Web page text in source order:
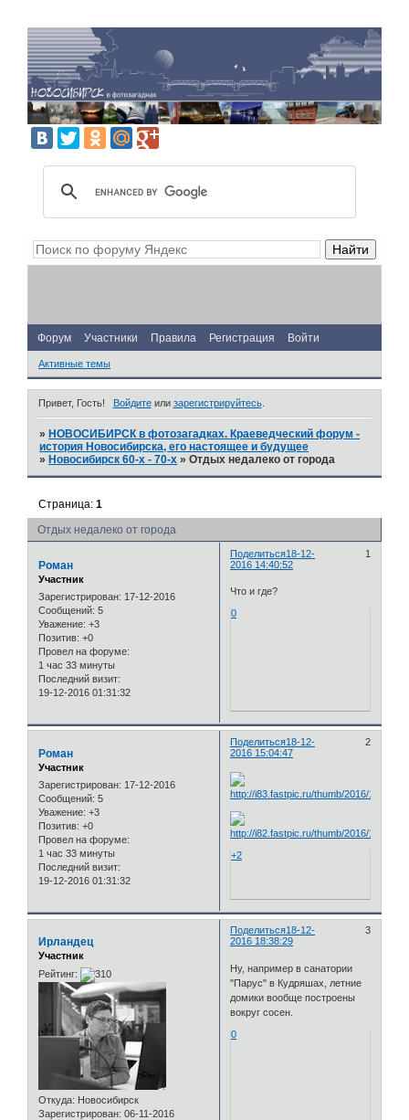
Форум Участники Правила Регистрация Войти
Активные темы
Привет, Гость! Войдитеили зарегистрируйтесь.
» НОВОСИБИРСК в фотозагадках. Краеведческий форум -
история Новосибирска, его настоящее и будущее
» Новосибирск 60-х - 70-х »Отдых недалеко от города
Отдых недалеко от города
Страница:1
Поделиться 1
18-12-
2016 14:40:52
Роман
Участник
Зарегистрирован: 17-12-2016
Сообщений: 5
Уважение: +3
Позитив: +0
Провел на форуме:
1 час 33 минуты
Последний визит:
19-12-2016 01:31:32
Что и где?
0
Поделиться 2
18-12-
2016 15:04:47
Роман
Участник
Зарегистрирован: 17-12-2016
Сообщений: 5
Уважение: +3
Позитив: +0
Провел на форуме:
1 час 33 минуты
Последний визит:
19-12-2016 01:31:32
+2
Поделиться 3
18-12-
2016 18:38:29
Ирландец
Участник
Рейтинг:
Откуда: Новосибирск
Зарегистрирован: 06-11-2016
Ну, например в санатории
"Парус" в Кудряшах, летние
домики вообще построены
вокруг сосен.
0